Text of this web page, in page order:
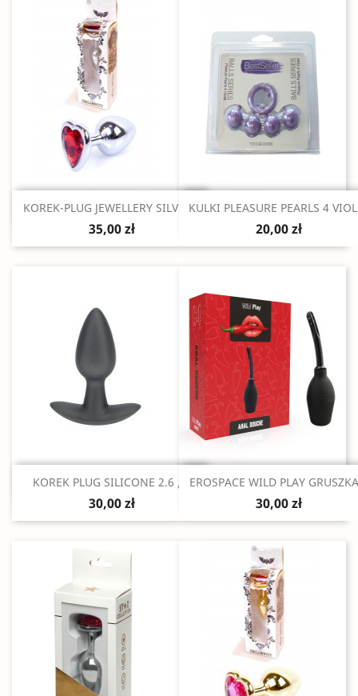
Szybki podgląd
KOREK-PLUG JEWELLERY SILVER...
35,00 zł
Szybki podgląd
KULKI PLEASURE PEARLS 4
20,00 zł
Szybki podgląd
KOREK PLUG SILICONE 2.6 /...
30,00 zł
Szybki podgląd
EROSPACE WILD PLAY
30,00 zł